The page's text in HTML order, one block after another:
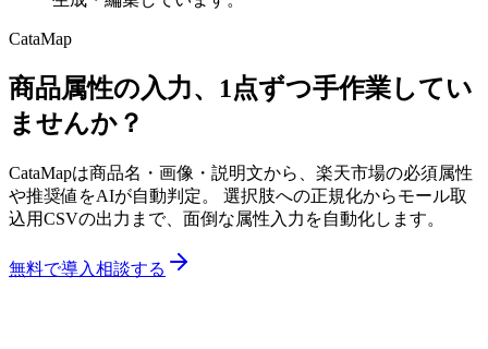
CataMap
商品属性の入力、1点ずつ手作業してい
ませんか？
CataMapは商品名・画像・説明文から、楽天市場の必須属性
や推奨値をAIが自動判定。 選択肢への正規化からモール取
込用CSVの出力まで、面倒な属性入力を自動化します。
無料で導入相談する